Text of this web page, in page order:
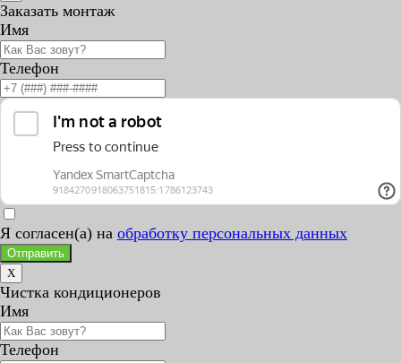
Заказать монтаж
Имя
Телефон
Я согласен(а) на обработку персональных данных
Отправить
X
Чистка кондиционеров
Имя
Телефон